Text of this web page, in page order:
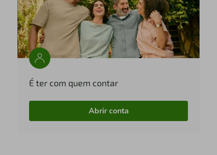
É ter com quem contar
Abrir conta